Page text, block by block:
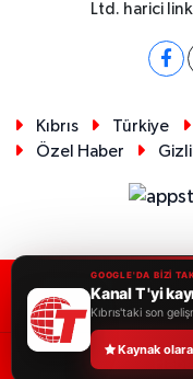
Ltd. harici
Kıbrıs Türkiye
Özel Haber
RSS
GOOGLE'DA BİZİ
Kanal T 'yi
Kıbrıs'taki son
Kaynak